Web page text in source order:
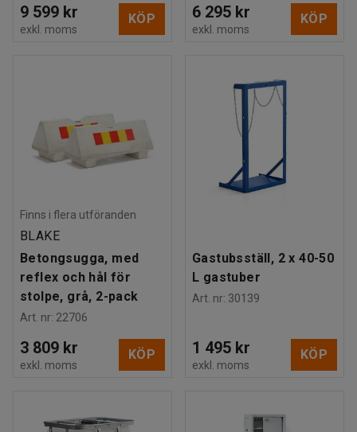
9 599 kr
exkl. moms
KÖP 6 295 kr
exkl. moms
KÖP
Finns i flera utföranden
BLAKE
Betongsugga, med
reflex och hål för
stolpe, grå, 2-pack
Art. nr: 22706
3 809 kr
exkl. moms
KÖP
Gastubsställ, 2 x 40-50
L gastuber
Art. nr: 30139
1 495 kr
exkl. moms
KÖP